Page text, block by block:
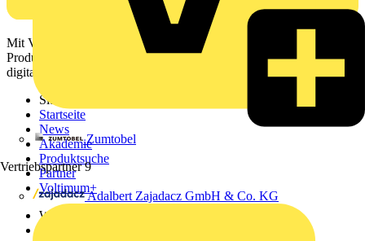
Zumtobel
Vertriebspartner 9
Adalbert Zajadacz GmbH & Co. KG
Mit Voltimum erhalten Elektrofachkräfte Zugang zu Branchennews,
Produktinformationen, Schulungen und Tools – alles auf einer
digitalen Plattform und Community.
Sitemap
Startseite
News
Akademie
Produktsuche
Partner
Voltimum+
Weitere Links